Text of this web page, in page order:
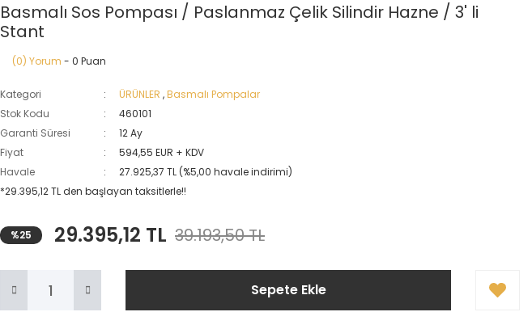
Basmalı Sos Pompası / Paslanmaz Çelik Silindir Hazne / 3' li
Stant
(0) Yorum - 0 Puan
Kategori ÜRÜNLER ,Basmalı Pompalar
Stok Kodu
460101
Garanti Süresi
12 Ay
Fiyat
594,55 EUR + KDV
Havale
27.925,37 TL (%5,00 havale indirimi)
*29.395,12 TL den başlayan taksitlerle!!
%25 29.395,12 TL 39.193,50 TL
Sepete Ekle